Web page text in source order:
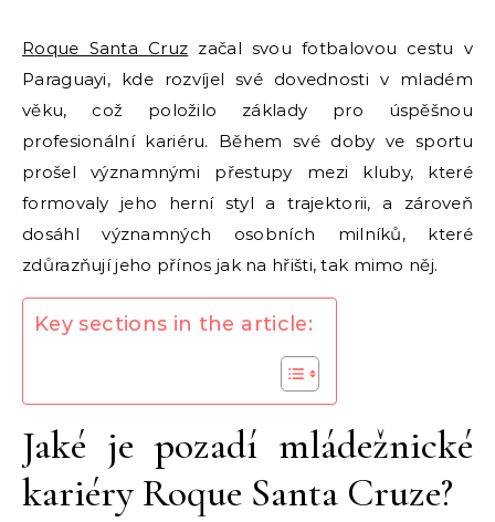
Roque Santa Cruz začal svou fotbalovou cestu v
Paraguayi, kde rozvíjel své dovednosti v mladém
věku, což položilo základy pro úspěšnou
profesionální kariéru. Během své doby ve sportu
prošel významnými přestupy mezi kluby, které
formovaly jeho herní styl a trajektorii, a zároveň
dosáhl významných osobních milníků, které
zdůrazňují jeho přínos jak na hřišti, tak mimo něj.
Key sections in the article:
Jaké je pozadí mládežnické
kariéry Roque Santa Cruze?